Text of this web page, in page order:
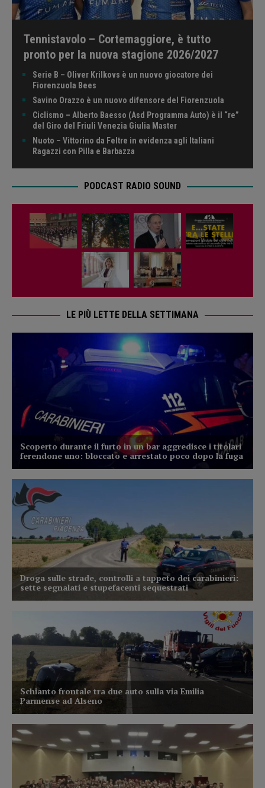
Tennistavolo – Cortemaggiore, è tutto
pronto per la nuova stagione 2026/2027
Serie B – Oliver Krilkovs è un nuovo giocatore dei
Fiorenzuola Bees
Savino Orazzo è un nuovo difensore del Fiorenzuola
Ciclismo – Alberto Baesso (Asd Programma Auto) è il “re”
del Giro del Friuli Venezia Giulia Master
Nuoto – Vittorino da Feltre in evidenza agli Italiani
Ragazzi con Pilla e Barbazza
PODCAST RADIO SOUND
LE PIÙ LETTE DELLA SETTIMANA